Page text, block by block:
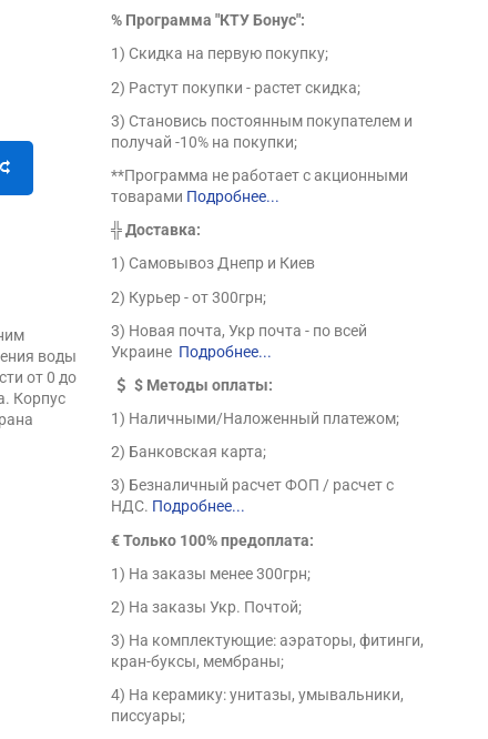
воды
от 0 до
Корпус
% Программа "КТУ Бонус":
1) Скидка на первую покупку;
2) Растут покупки - растет скидка;
3) Становись постоянным покупателем и
получай -10% на покупки;
**Программа не работает с акционными
товарами Подробнее...
╬Доставка:
1) Самовывоз Днепр и Киев
2) Курьер - от 300грн;
3) Новая почта, Укр почта - по всей
Украине Подробнее...
$ Методы оплаты:
1) Наличными/Наложенный платежом;
2) Банковская карта;
3) Безналичный расчет ФОП / расчет с
НДС. Подробнее...
€ Только 100% предоплата:
1) На заказы менее 300грн;
2) На заказы Укр. Почтой;
3) На комплектующие: аэраторы, фитинги,
кран-буксы, мембраны;
4) На керамику: унитазы, умывальники,
писсуары;